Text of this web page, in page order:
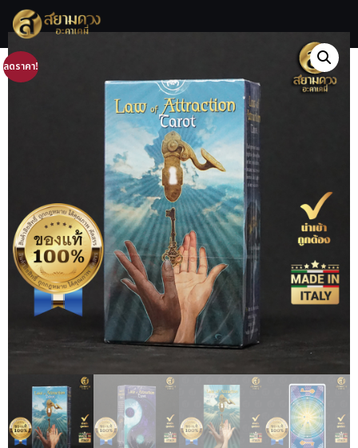
ลดราคา!